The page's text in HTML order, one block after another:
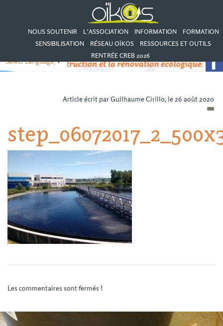
NOUS SOUTENIR L’ASSOCIATION INFORMATION
FORMATION
SENSIBILISATION
RÉSEAU OÏKOS
RESSOURCES ET OUTILS
RENTRÉE CREB 2026
Select Language▼
Article écrit par Guilhaume Cirillo, le 26 août 2020
Les commentaires sont fermés !